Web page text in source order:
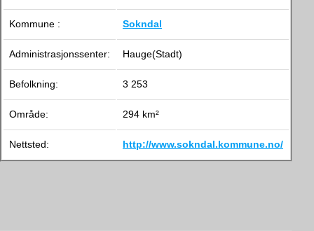
Kommune : Sokndal
Administrasjonssenter: Hauge(Stadt)
Befolkning: 3 253
Område: 294 km²
Nettsted: http://www.sokndal.kommune.no/